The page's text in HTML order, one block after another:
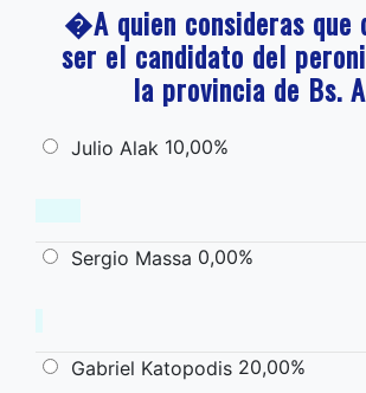
�A quien consideras
ser el candidato del
la provincia de Bs.
Julio Alak 10,00%
Sergio Massa 0,00%
Gabriel Katopodis 20,00%